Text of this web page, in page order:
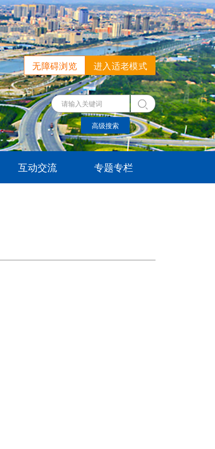
无障碍浏览 进入适老模式
高级搜索
互动交流 专题专栏